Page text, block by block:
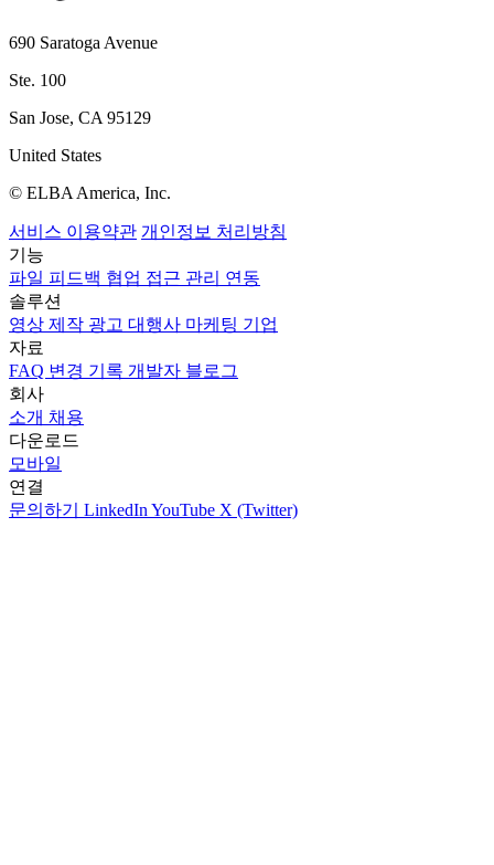
690 Saratoga Avenue
Ste. 100
San Jose, CA 95129
United States
© ELBA America, Inc.
서비스 이용약관 개인정보 처리방침
기능
파일 피드백 협업 접근 관리 연동
솔루션
영상 제작 광고 대행사 마케팅 기업
자료
FAQ 변경 기록 개발자 블로그
회사
소개 채용
다운로드
모바일
연결
문의하기 LinkedIn YouTube X (Twitter)